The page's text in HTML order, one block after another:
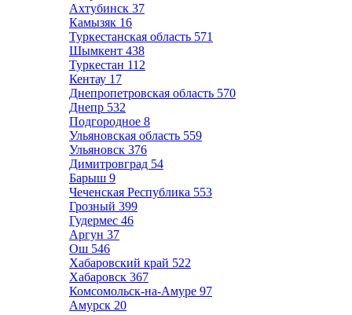
Ахтубинск 37
Камызяк 16
Туркестанская область 571
Шымкент 438
Туркестан 112
Кентау 17
Днепропетровская область 570
Днепр 532
Подгородное 8
Ульяновская область 559
Ульяновск 376
Димитровград 54
Барыш 9
Чеченская Республика 553
Грозный 399
Гудермес 46
Аргун 37
Ош 546
Хабаровский край 522
Хабаровск 367
Комсомольск-на-Амуре 97
Амурск 20